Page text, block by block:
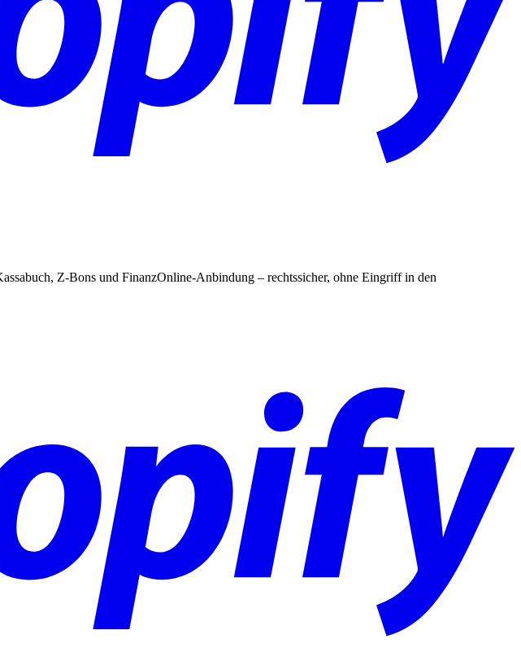
Z-Bons und FinanzOnline-Anbindung – rechtssicher, ohne Eingriff in den